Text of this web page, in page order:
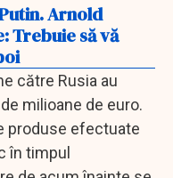
Arnold
Trebuie să vă
către Rusia au
milioane de euro.
produse efectuate
în timpul